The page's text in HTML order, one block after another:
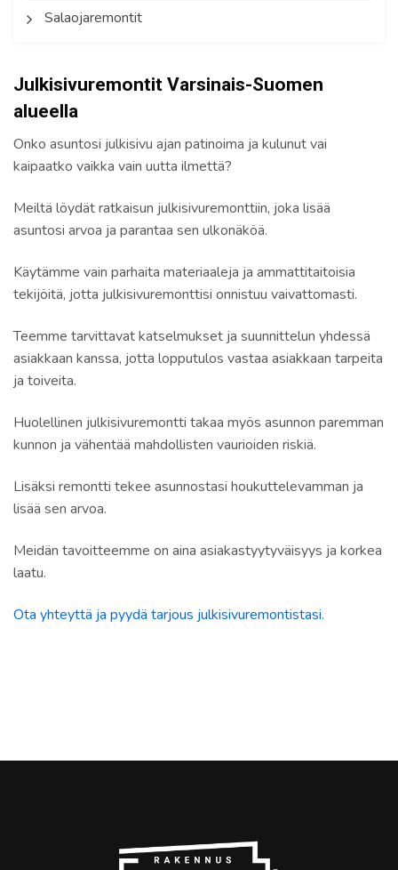
Salaojaremontit
Julkisivuremontit Varsinais-Suomen
alueella
Onko asuntosi julkisivu ajan patinoima ja kulunut vai
kaipaatko vaikka vain uutta ilmettä?
Meiltä löydät ratkaisun julkisivuremonttiin, joka lisää
asuntosi arvoa ja parantaa sen ulkonäköä.
Käytämme vain parhaita materiaaleja ja ammattitaitoisia
tekijöitä, jotta julkisivuremonttisi onnistuu vaivattomasti.
Teemme tarvittavat katselmukset ja suunnittelun yhdessä
asiakkaan kanssa, jotta lopputulos vastaa asiakkaan tarpeita
ja toiveita.
Huolellinen julkisivuremontti takaa myös asunnon paremman
kunnon ja vähentää mahdollisten vaurioiden riskiä.
Lisäksi remontti tekee asunnostasi houkuttelevamman ja
lisää sen arvoa.
Meidän tavoitteemme on aina asiakastyytyväisyys ja korkea
laatu.
Ota yhteyttä ja pyydä tarjous julkisivuremontistasi.